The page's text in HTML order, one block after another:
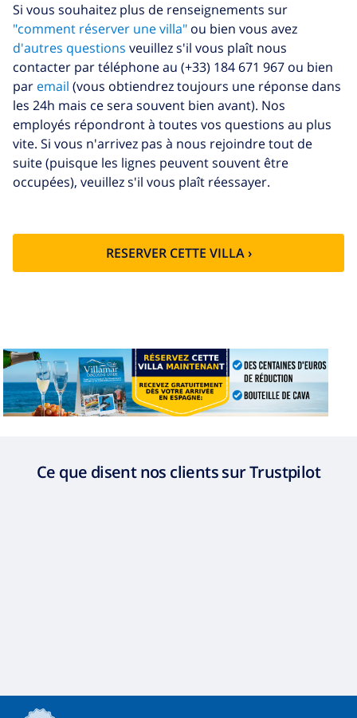
Serviettes
8,80 $US par personne , à payer à
l'arrivée
Lit bébé
4,19 $US par jour
Animaux
10,05 $US par jour
Draps
supplémentaires
17,59 $US par personne , à
payer à l'arrivée
Serviettes
supplémentaires
8,80 $US par personne , à payer à
l'arrivée
Nettoyage
supplémentaire
basée sur consommation
énergétique (52,77 $US/HOUR)
Si vous souhaitez plus de renseignements sur
"comment réserver une villa" ou bien vous avez
d'autres questions veuillez s'il vous plaît nous
contacter par téléphone au (+33) 184 671 967 ou bien
par email (vous obtiendrez toujours une réponse dans
les 24h mais ce sera souvent bien avant). Nos
employés répondront à toutes vos questions au plus
vite. Si vous n'arrivez pas à nous rejoindre tout de
suite (puisque les lignes peuvent souvent être
occupées), veuillez s'il vous plaît réessayer.
RESERVER CETTE VILLA ›
Ce que disent nos clients sur Trustpilot